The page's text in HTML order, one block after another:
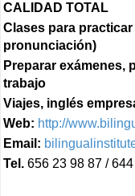
CALIDAD TOTAL
Clases para
pronunciación)
Preparar exámenes,
trabajo
Viajes, inglés
Web: http://
Email:
Tel. 656 23 98 87 /